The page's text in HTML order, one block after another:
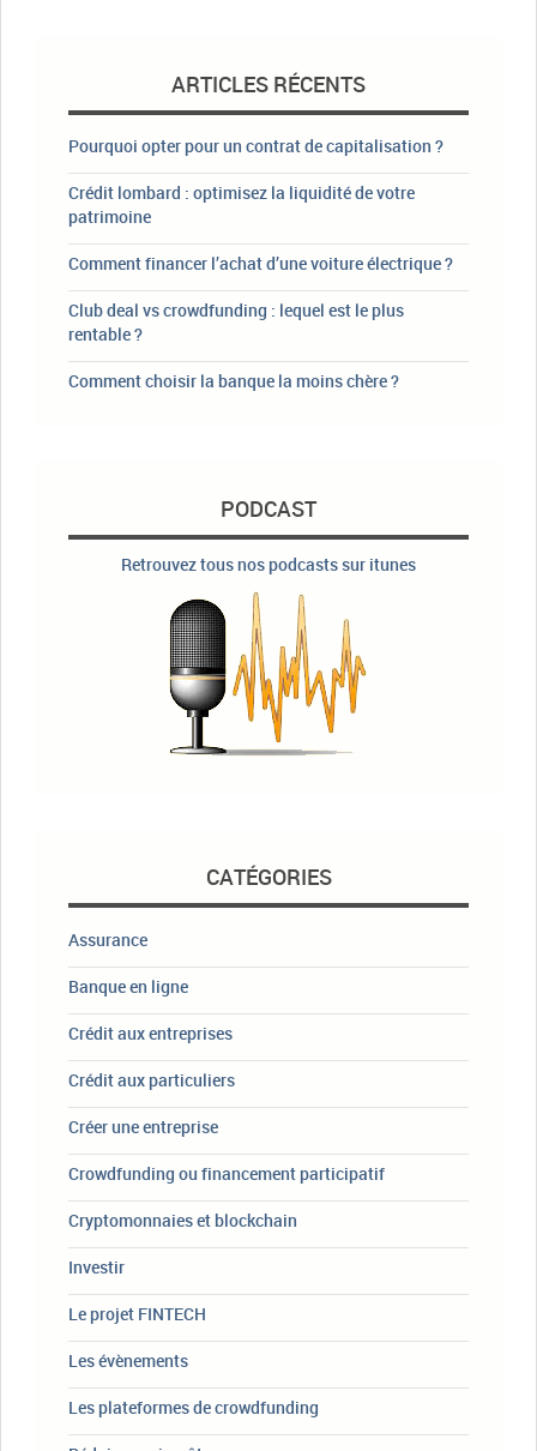
ARTICLES RÉCENTS
Pourquoi opter pour un contrat de capitalisation ?
Crédit lombard : optimisez la liquidité de votre
patrimoine
Comment financer l’achat d’une voiture électrique ?
Club deal vs crowdfunding : lequel est le plus
rentable ?
Comment choisir la banque la moins chère ?
PODCAST
Retrouvez tous nos podcasts sur itunes
CATÉGORIES
Assurance
Banque en ligne
Crédit aux entreprises
Crédit aux particuliers
Créer une entreprise
Crowdfunding ou financement participatif
Cryptomonnaies et blockchain
Investir
Le projet FINTECH
Les évènements
Les plateformes de crowdfunding